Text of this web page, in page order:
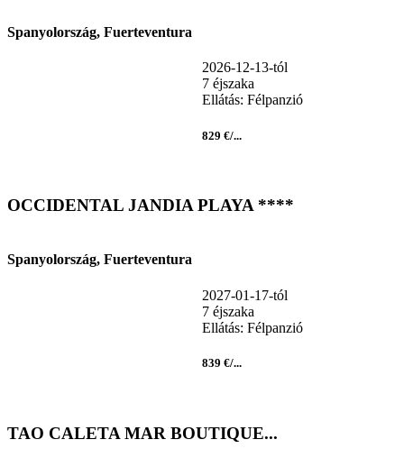
Spanyolország, Fuerteventura
2026-12-13-tól
7 éjszaka
Ellátás: Félpanzió
829 €/...
OCCIDENTAL JANDIA PLAYA ****
Spanyolország, Fuerteventura
2027-01-17-tól
7 éjszaka
Ellátás: Félpanzió
839 €/...
TAO CALETA MAR BOUTIQUE...